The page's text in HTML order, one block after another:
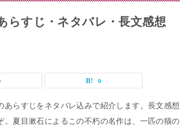
らすじ・ネタバレ・長文感想
0
あらすじをネタバレ込みで紹介します。長文感想
。夏目漱石によるこの不朽の名作は、一匹の猫の